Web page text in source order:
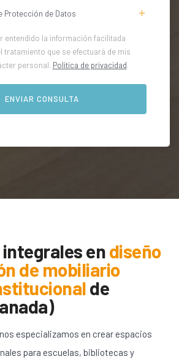
Protección de Datos
entendido la información facilitada
tratamiento que se efectuará de mis
personal. Política de privacidad.
endiseño
de mobiliario
de
especializamos en crear espacios
para escuelas, bibliotecas y